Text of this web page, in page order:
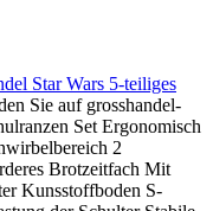
Star Wars 5-teiliges
Sie auf grosshandel-
Set Ergonomisch
2
Brotzeitfach Mit
Kunsstoffboden S-